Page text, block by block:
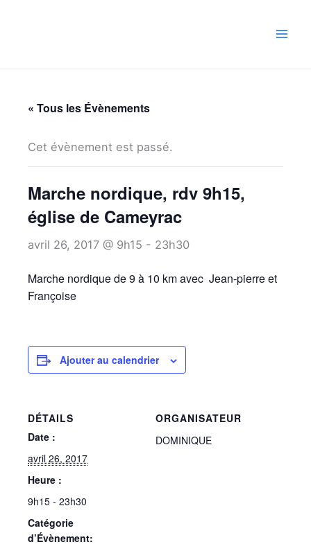
« Tous les Évènements
Cet évènement est passé.
Marche nordique, rdv 9h15,
église de Cameyrac
avril 26, 2017 @ 9h15 - 23h30
Marche nordique de 9 à 10 km avec Jean-pierre et
Françoise
Ajouter au calendrier
DÉTAILS
Date :
avril 26, 2017
Heure :
9h15 - 23h30
Catégorie
d’Évènement:
ORGANISATEUR
DOMINIQUE